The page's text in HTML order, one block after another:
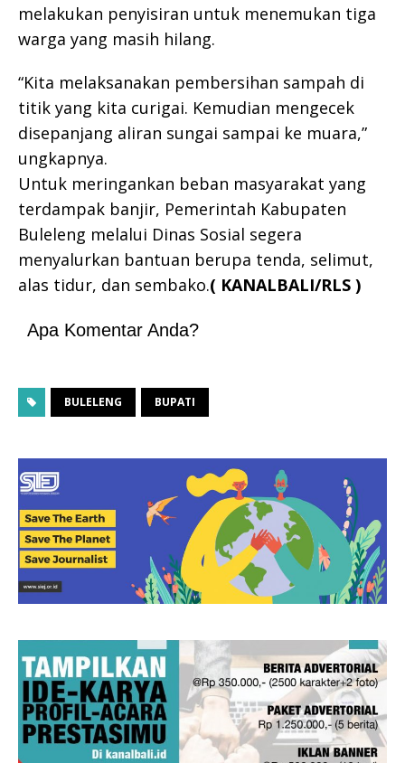
melakukan penyisiran untuk menemukan tiga
warga yang masih hilang.
“Kita melaksanakan pembersihan sampah di
titik yang kita curigai. Kemudian mengecek
disepanjang aliran sungai sampai ke muara,”
ungkapnya.
Untuk meringankan beban masyarakat yang
terdampak banjir, Pemerintah Kabupaten
Buleleng melalui Dinas Sosial segera
menyalurkan bantuan berupa tenda, selimut,
alas tidur, dan sembako.( KANALBALI/RLS )
Apa Komentar Anda?
BULELENG BUPATI